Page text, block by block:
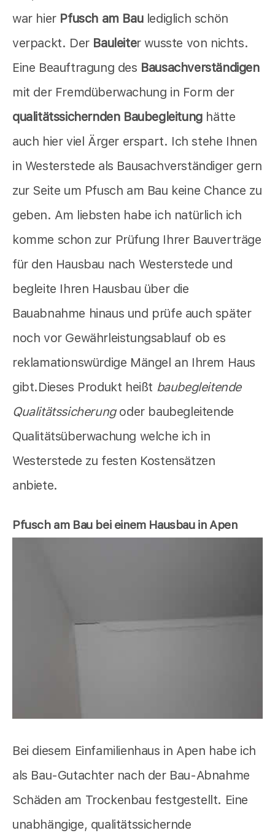
war hier Pfusch am Baulediglich schön
verpackt. Der Bauleiter wusste von nichts.
Eine Beauftragung des Bausachverständigen
mit der Fremdüberwachung in Form der
qualitätssichernden Baubegleitunghätte
auch hier viel Ärger erspart. Ich stehe Ihnen
in Westerstede als Bausachverständiger gern
zur Seite um Pfusch am Bau keine Chance zu
geben. Am liebsten habe ich natürlich ich
komme schon zur Prüfung Ihrer Bauverträge
für den Hausbau nach Westerstede und
begleite Ihren Hausbau über die
Bauabnahme hinaus und prüfe auch später
noch vor Gewährleistungsablauf ob es
reklamationswürdige Mängel an Ihrem Haus
gibt.Dieses Produkt heißt baubegleitende
Qualitätssicherung oder baubegleitende
Qualitätsüberwachung welche ich in
Westerstede zu festen Kostensätzen
anbiete.
Pfusch am Bau bei einem Hausbau in Apen
Bei diesem Einfamilienhaus in Apen habe ich
als Bau-Gutachter nach der Bau-Abnahme
Schäden am Trockenbau festgestellt. Eine
unabhängige, qualitätssichernde